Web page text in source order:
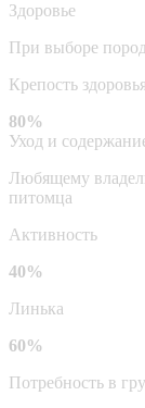
Здоровье
При выборе
Крепость
80%
Уход и
Любящему
питомца
Активность
40%
Линька
60%
Потребность в